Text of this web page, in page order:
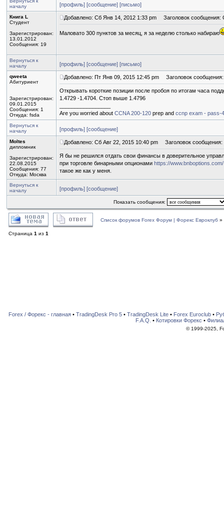
началу
[профиль] [сообщение] [письмо]
Книга L
Студент
Зарегистрирован:
13.01.2012
Сообщения: 19
Добавлено: Сб Янв 14, 2012 1:33 pm Заголовок сообщения:
Маловато 300 пунктов за месяц, я за неделю столько набираю
Вернуться к
началу
[профиль] [сообщение] [письмо]
qweeta
Абитуриент
Зарегистрирован:
09.01.2015
Сообщения: 1
Откуда: fsda
Добавлено: Пт Янв 09, 2015 12:45 pm Заголовок сообщения:
Открывать короткие позиции после пробоя по итогам часа
1.4729 -1.4704. Стоп выше 1.4796
Are you worried about CCNA 200-120 prep and ccnp exam - pass-
Вернуться к
началу
[профиль] [сообщение]
Moltes
дипломник
Зарегистрирован:
22.08.2015
Сообщения: 77
Откуда: Москва
Добавлено: Сб Авг 22, 2015 10:40 pm Заголовок сообщения:
Я бы не решился отдать свои финансы в доверительное
при торговле бинарными опционами https://www.bnboptions.com/
такое же как у меня.
Вернуться к
началу
[профиль] [сообщение]
Показать сообщения:
Список форумов Forex Форум | Форекс Евроклуб »
Страница 1 из 1
Forex / Форекс - главная• TradingDesk Pro 5• TradingDesk Lite• Forex Euroclub•
F.A.Q. • Котировки Форекс •
© 1999-2025,